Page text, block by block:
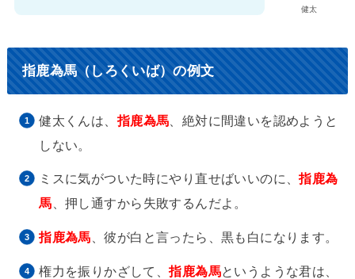
健太
指鹿為馬（しろくいば）の例文
健太くんは、指鹿為馬 、絶対に間違いを認めようと
しない。
ミスに気がついた時にやり直せばいいのに、指鹿為
馬 、押し通すから失敗するんだよ。
指鹿為馬 、彼が白と言ったら、黒も白になります。
権力を振りかざして、指鹿為馬というような君は、